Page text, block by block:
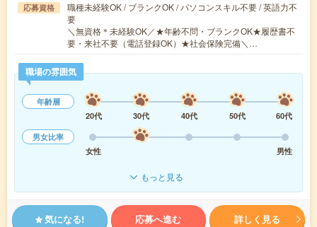
応募資格
職種未経験OK / ブランクOK / パソコンスキル不要 / 英語力不
要
＼無資格＊未経験OK／★年齢不問・ブランクOK★履歴書不
要・来社不要（電話登録OK）★社会保険完備＼…
職場の雰囲気
年齢層
20代
30代 40代 50代
60代
男女比率
女性
男性
もっと見る
気になる! 応募へ進む 詳しく見る